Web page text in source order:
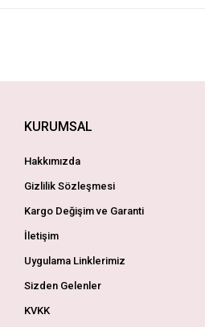
KURUMSAL
Hakkımızda
Gizlilik Sözleşmesi
Kargo Değişim ve Garanti
İletişim
Uygulama Linklerimiz
Sizden Gelenler
KVKK